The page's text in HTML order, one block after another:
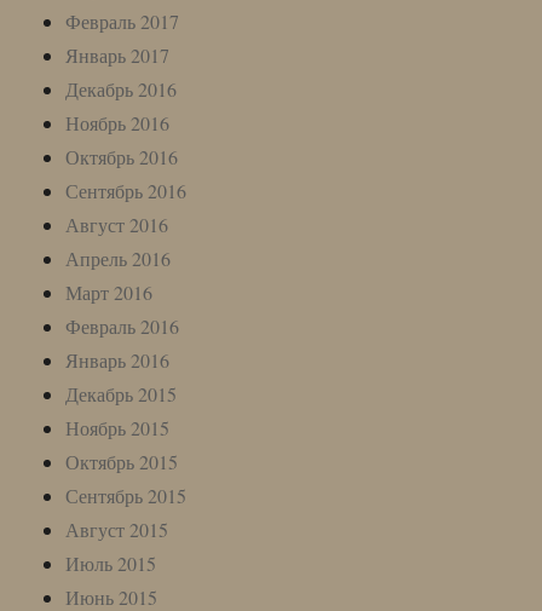
Февраль 2017
Январь 2017
Декабрь 2016
Ноябрь 2016
Октябрь 2016
Сентябрь 2016
Август 2016
Апрель 2016
Март 2016
Февраль 2016
Январь 2016
Декабрь 2015
Ноябрь 2015
Октябрь 2015
Сентябрь 2015
Август 2015
Июль 2015
Июнь 2015